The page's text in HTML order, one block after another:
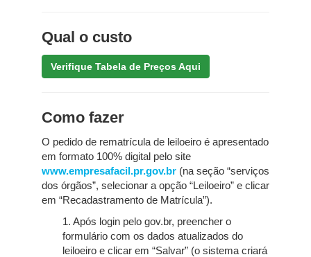
Qual o custo
Verifique Tabela de Preços Aqui
Como fazer
O pedido de rematrícula de leiloeiro é apresentado
em formato 100% digital pelo site
www.empresafacil.pr.gov.br (na seção “serviços
dos órgãos”, selecionar a opção “Leiloeiro” e clicar
em “Recadastramento de Matrícula”).
1. Após login pelo gov.br, preencher o
formulário com os dados atualizados do
leiloeiro e clicar em “Salvar” (o sistema criará